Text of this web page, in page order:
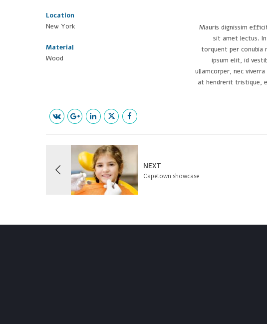
Mauris dignissim
sit amet lectus.
torquent per conubia
ipsum elit, id
ullamcorper, nec
at hendrerit tristique,
Location
New York
Material
Wood
NEXT
Capetown showcase